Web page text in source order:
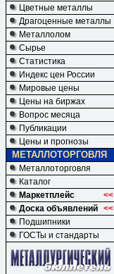
Цветные металлы
Драгоценные металлы
Металлолом
Сырье
Статистика
Индекс цен России
Мировые цены
Цены на биржах
Вопрос месяца
Публикации
Цены и прогнозы
МЕТАЛЛОТОРГОВЛЯ
Металлоторговля
Каталог
Маркетплейс
<<
Доска объявлений <<
Подшипники
ГОСТы и стандарты